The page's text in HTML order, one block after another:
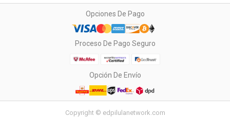
Opciones De Pago
Proceso De Pago Seguro
Opción De Envío
Copyright © edpilulanetwork.com